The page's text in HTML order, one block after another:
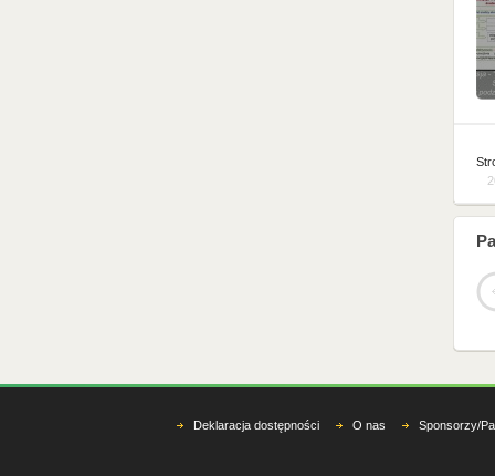
Deklaracja dostępności O nas Sponsorzy/